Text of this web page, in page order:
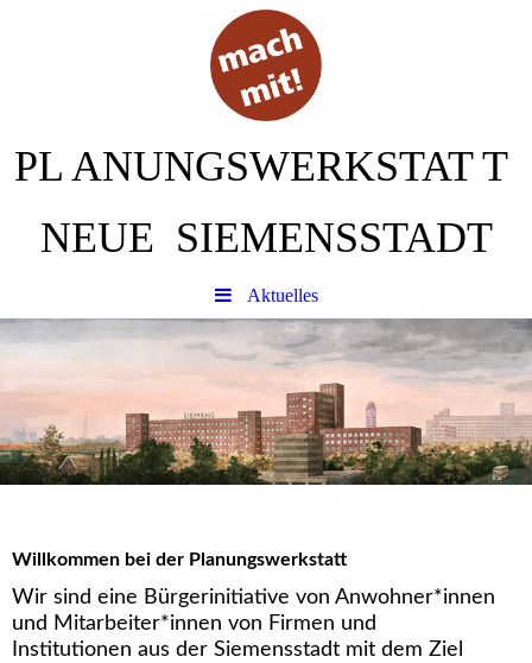
PL ANUNGSWERKSTAT T
NEUE SIEMENSSTADT
Aktuelles
Willkommen bei der Planungswerkstatt
Wir sind eine Bürgerinitiative von Anwohner*innen
und Mitarbeiter*innen von Firmen und
Institutionen aus der Siemensstadt mit dem Ziel